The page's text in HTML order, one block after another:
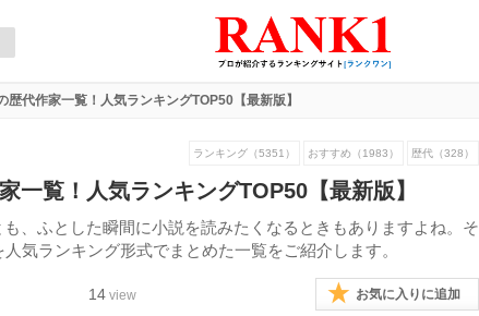
歴代作家一覧！人気ランキングTOP50【最新版】
ランキング（5351） おすすめ（1983） 歴代（328）
一覧！人気ランキングTOP50【最新版】
、ふとした瞬間に小説を読みたくなるときもありますよね。そ
気ランキング形式でまとめた一覧をご紹介します。
14 view お気に入りに追加